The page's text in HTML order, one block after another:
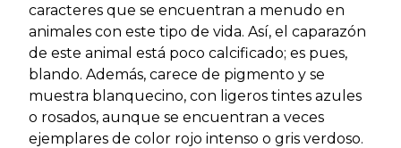
caracteres que se encuentran a menudo en
animales con este tipo de vida. Así, el caparazón
de este animal está poco calcificado; es pues,
blando. Además, carece de pigmento y se
muestra blanquecino, con ligeros tintes azules
o rosados, aunque se encuentran a veces
ejemplares de color rojo intenso o gris verdoso.